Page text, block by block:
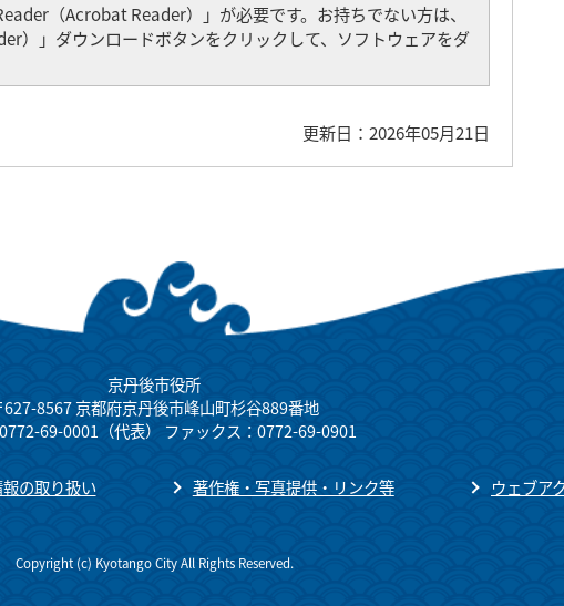
（Acrobat Reader）」が必要です。お持ちでない方は、
）」ダウンロードボタンをクリックして、ソフトウェアをダ
更新日：2026年05月21日
京丹後市役所
627-8567 京都府京丹後市峰山町杉谷889番地
69-0001（代表） ファックス：0772-69-0901
の取り扱い 著作権・写真提供・リンク等 ウェブア
Copyright (c) Kyotango City All Rights Reserved.